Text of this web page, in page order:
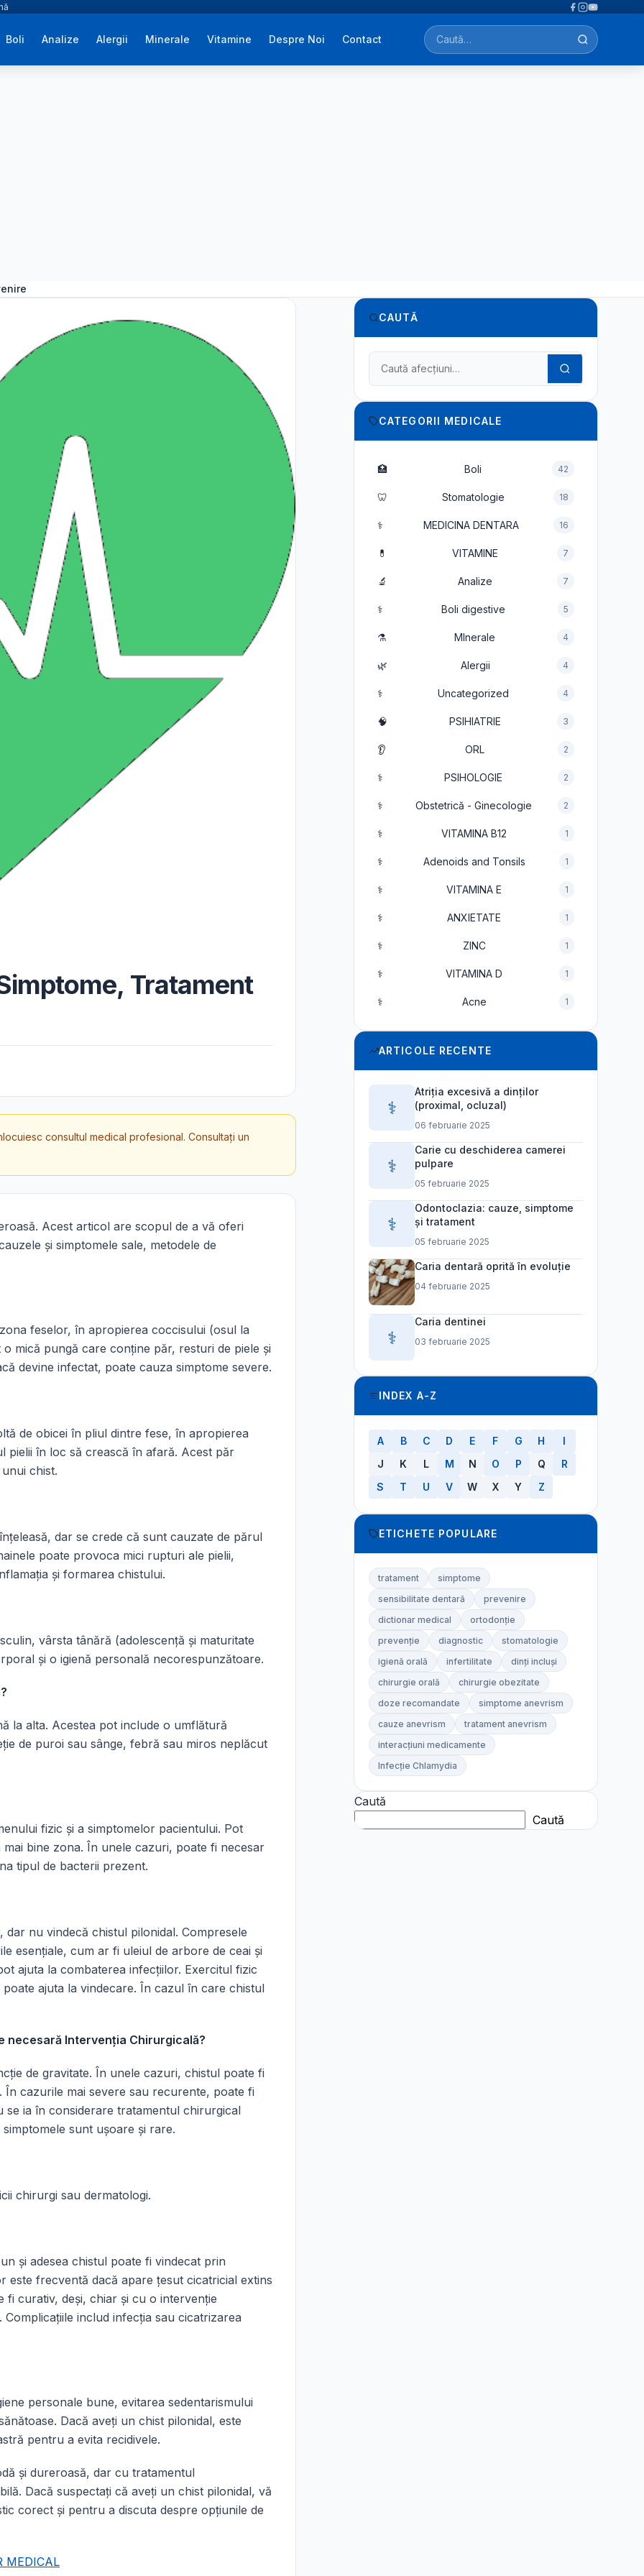
Boli Analize Alergii Minerale Vitamine Despre Noi Contact
Caută afecțiuni, tratamente, simptome…
Tratament
consultul medical profesional. Consultați un
Acest articol are scopul de a vă oferi
și simptomele sale, metodele de
feselor, în apropierea coccisului (osul la
mică pungă care conține păr, resturi de piele și
devine infectat, poate cauza simptome severe.
de obicei în pliul dintre fese, în apropierea
pielii în loc să crească în afară. Acest păr
chist.
dar se crede că sunt cauzate de părul
poate provoca mici rupturi ale pielii,
și formarea chistului.
vârsta tânără (adolescență și maturitate
și o igienă personală necorespunzătoare.
la alta. Acestea pot include o umflătură
de puroi sau sânge, febră sau miros neplăcut
fizic și a simptomelor pacientului. Pot
bine zona. În unele cazuri, poate fi necesar
tipul de bacterii prezent.
nu vindecă chistul pilonidal. Compresele
esențiale, cum ar fi uleiul de arbore de ceai și
ajuta la combaterea infecțiilor. Exercitul fizic
ajuta la vindecare. În cazul în care chistul
necesară Intervenția Chirurgicală?
de gravitate. În unele cazuri, chistul poate fi
cazurile mai severe sau recurente, poate fi
se ia în considerare tratamentul chirurgical
sunt ușoare și rare.
chirurgi sau dermatologi.
și adesea chistul poate fi vindecat prin
este frecventă dacă apare țesut cicatricial extins
curativ, deși, chiar și cu o intervenție
includ infecția sau cicatrizarea
personale bune, evitarea sedentarismului
Dacă aveți un chist pilonidal, este
pentru a evita recidivele.
și dureroasă, dar cu tratamentul
Dacă suspectați că aveți un chist pilonidal, vă
corect și pentru a discuta despre opțiunile de
MEDICAL
CAUTĂ
Caută în dicționarul medical
CATEGORII MEDICALE
🏥 Boli 42
🦷 Stomatologie 18
⚕️ MEDICINA DENTARA 16
💊 VITAMINE 7
🔬 Analize 7
⚕️ Boli digestive 5
⚗️ MInerale 4
🌿 Alergii 4
⚕️ Uncategorized 4
🧠 PSIHIATRIE 3
👂 ORL 2
⚕️ PSIHOLOGIE 2
⚕️ Obstetrică - Ginecologie 2
⚕️ VITAMINA B12 1
⚕️ Adenoids and Tonsils 1
⚕️ VITAMINA E 1
⚕️ ANXIETATE 1
⚕️ ZINC 1
⚕️ VITAMINA D 1
⚕️ Acne 1
ARTICOLE RECENTE
⚕️
Atriția excesivă a dinților
(proximal, ocluzal)
06 februarie 2025
⚕️
Carie cu deschiderea camerei
pulpare
05 februarie 2025
⚕️
Odontoclazia: cauze, simptome
și tratament
05 februarie 2025
Caria dentară oprită în evoluție
04 februarie 2025
⚕️
Caria dentinei
03 februarie 2025
INDEX A-Z
A B C D E F G H
I
J
K L M N O P Q
R
S
T U V W X Y Z
ETICHETE POPULARE
tratament
simptome
sensibilitate dentară
prevenire
dictionar medical
ortodonție
prevenție
diagnostic
stomatologie
igienă orală
infertilitate
dinți incluși
chirurgie orală
chirurgie obezitate
doze recomandate
simptome anevrism
cauze anevrism
tratament anevrism
interacțiuni medicamente
Infecție Chlamydia
Caută
Caută